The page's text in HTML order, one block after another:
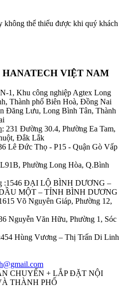
không thể thiếu được khi quý khách
HANATECH VIỆT NAM
1, Khu công nghiệp Agtex Long
Thành phố Biên Hoà, Đồng Nai
Đăng Lưu, Long Bình Tân, Thành
: 231 Đường 30.4, Phường Ea Tam,
Đắk Lắk
Lê Đức Thọ - P15 - Quận Gò Vấp
Phường Long Hòa, Q.Bình
:1546 ĐẠI LỘ BÌNH DƯƠNG –
MỘT – TỈNH BÌNH DƯƠNG
Võ Nguyên Giáp, Phường 12,
Nguyễn Văn Hữu, Phường 1, Sóc
Hùng Vương – Thị Trấn Di Linh
CHUYỂN + LẮP ĐẶT NỘI
THÀNH PHỐ